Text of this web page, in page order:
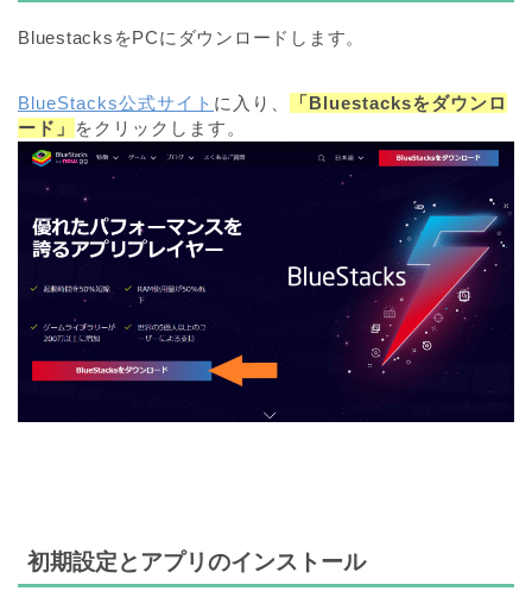
BluestacksをPCにダウンロードします。
BlueStacks公式サイト に入り、
「Bluestacksをダウンロ
ード」
をクリックします。
初期設定とアプリのインストール